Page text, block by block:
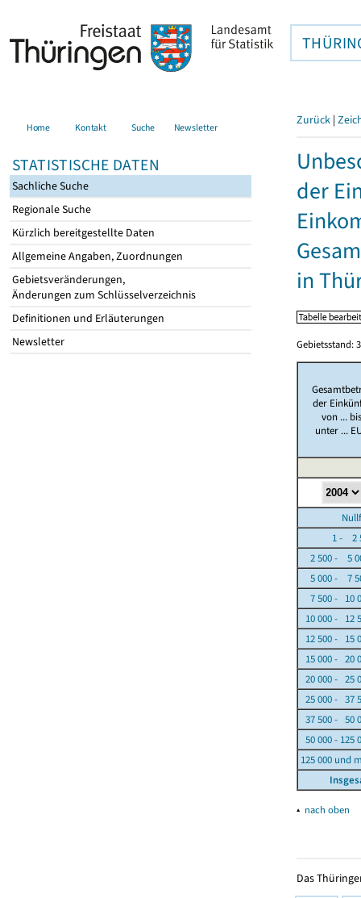
Home Kontakt Suche Newsletter
STATISTISCHE DATEN
Sachliche Suche
Regionale Suche
Kürzlich bereitgestellte Daten
Allgemeine Angaben, Zuordnungen
Gebietsveränderungen,
Änderungen zum Schlüsselverzeichnis
Definitionen und Erläuterungen
Newsletter
Zurück |
der
in
Gebietsstand:
der
von ...
unter ...
1 - 2
2 500 - 5
5 000 - 7
7 500 - 10
10 000 - 12
12 500 - 15
15 000 - 20
20 000 - 25
25 000 - 37
37 500 - 50
50 000 - 125
125 000 und
▴ nach oben
Das